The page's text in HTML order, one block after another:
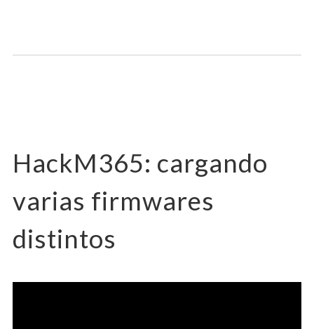
HackM365: cargando
varias firmwares
distintos